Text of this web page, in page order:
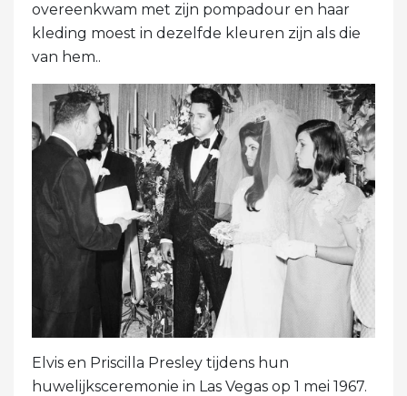
overeenkwam met zijn pompadour en haar
kleding moest in dezelfde kleuren zijn als die
van hem..
Elvis en Priscilla Presley tijdens hun
huwelijksceremonie in Las Vegas op 1 mei 1967.